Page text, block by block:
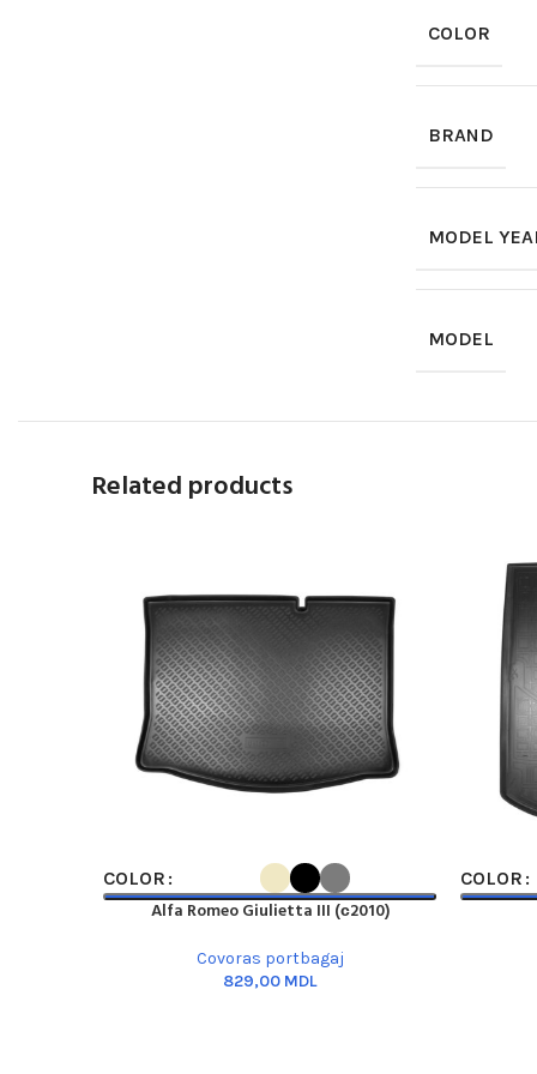
COLOR
BRAND
MODEL
MODEL
Related products
SELECT OPTIONS
COLOR
Alfa Romeo Giulietta III (с2010)
Covoras portbagaj
MDL
SELECT
COLOR